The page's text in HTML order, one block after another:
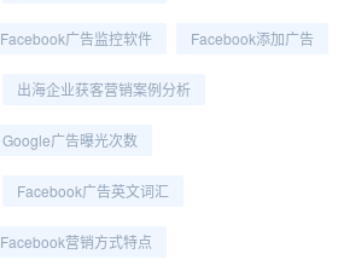
Facebook广告监控软件 Facebook添加广告
出海企业获客营销案例分析
Google广告曝光次数
Facebook广告英文词汇
Facebook营销方式特点